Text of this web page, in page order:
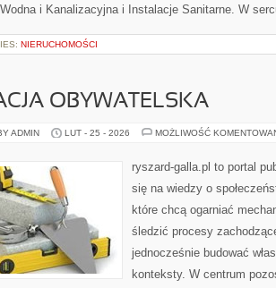
i Kanalizacyjna i Instalacje Sanitarne. W
NIERUCHOMOŚCI
OBYWATELSKA
ADMIN LUT - 25 - 2026 MOŻLIWOŚĆ
ryszard-galla.pl to portal
się na wiedzy o
które chcą ogarniać
śledzić procesy
jednocześnie budować
konteksty. W centrum